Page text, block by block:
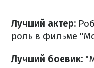
Лучший актер:
роль в фильме
Лучший боевик: